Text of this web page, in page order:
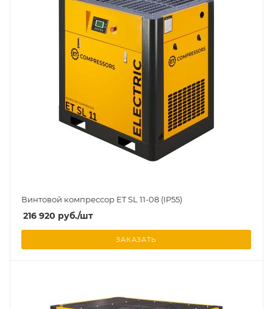
Винтовой компрессор ET SL 11-08 (IP55)
216 920 руб./шт
ЗАКАЗАТЬ